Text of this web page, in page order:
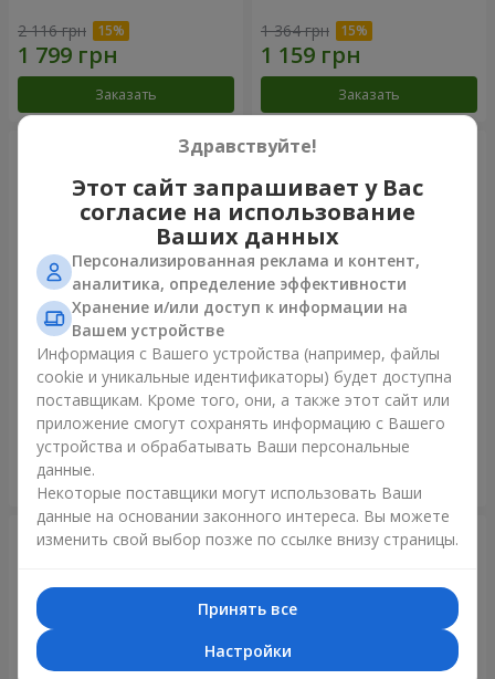
2 116 грн
Заказать
1 364 грн
Заказать
Букет "Kamaliya"
3 199 грн
Букет "Moon Dance"
2 513 грн
Здравствуйте!
Этот сайт запрашивает у Вас
согласие на использование
Ваших данных
Персонализированная реклама и контент,
аналитика, определение эффективности
Хранение и/или доступ к информации на
Вашем устройстве
Информация с Вашего устройства (например, файлы
cookie и уникальные идентификаторы) будет доступна
поставщикам. Кроме того, они, а также этот сайт или
приложение смогут сохранять информацию с Вашего
устройства и обрабатывать Ваши персональные
данные.
Некоторые поставщики могут использовать Ваши
данные на основании законного интереса. Вы можете
изменить свой выбор позже по ссылке внизу страницы.
Принять все
Настройки